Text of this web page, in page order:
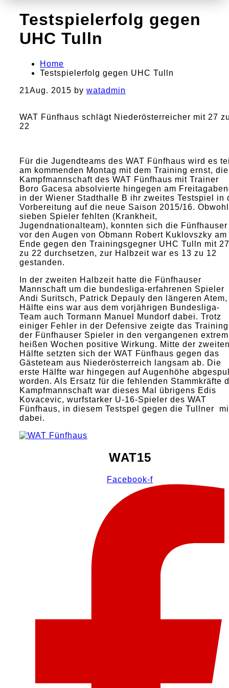
Testspielerfolg gegen
UHC Tulln
Home
Testspielerfolg gegen UHC Tulln
21Aug. 2015 by watadmin
WAT Fünfhaus schlägt Niederösterreicher mit 27
22
Für die Jugendteams des WAT Fünfhaus wird es
am kommenden Montag mit dem Training ernst, die
Kampfmannschaft des WAT Fünfhaus mit Trainer
Boro Gacesa absolvierte hingegen am
in der Wiener Stadthalle B ihr zweites Testspiel in
Vorbereitung auf die neue Saison 2015/16. Obwohl
sieben Spieler fehlten (Krankheit,
Jugendnationalteam), konnten sich die Fünfhauser
vor den Augen von Obmann Robert Kuklovszky am
Ende gegen den Trainingsgegner UHC Tulln mit 27
zu 22 durchsetzen, zur Halbzeit war es 13 zu 12
gestanden.
In der zweiten Halbzeit hatte die Fünfhauser
Mannschaft um die bundesliga-erfahrenen Spieler
Andi Suritsch, Patrick Depauly den längeren
Hälfte eins war aus dem vorjährigen Bundesliga-
Team auch Tormann Manuel Mundorf dabei. Trotz
einiger Fehler in der Defensive zeigte das Training
der Fünfhauser Spieler in den vergangenen extrem
heißen Wochen positive Wirkung. Mitte der
Hälfte setzten sich der WAT Fünfhaus gegen das
Gästeteam aus Niederösterreich langsam ab. Die
erste Hälfte war hingegen auf Augenhöhe
worden. Als Ersatz für die fehlenden Stammkräfte
Kampfmannschaft war dieses Mal übrigens Edis
Kovacevic, wurfstarker U-16-Spieler des WAT
Fünfhaus, in diesem Testspel gegen die Tullner
dabei.
WAT15
Facebook-f